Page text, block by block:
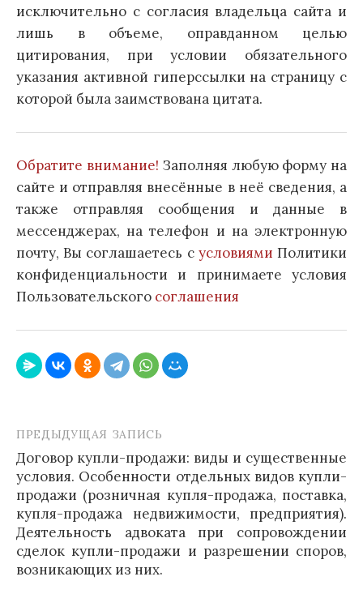
исключительно с согласия владельца сайта и
лишь в объеме, оправданном целью
цитирования, при условии обязательного
указания активной гиперссылки на страницу с
которой была заимствована цитата.
Обратите внимание! Заполняя любую форму на
сайте и отправляя внесённые в неё сведения, а
также отправляя сообщения и данные в
мессенджерах, на телефон и на электронную
почту, Вы соглашаетесь с условиями Политики
конфиденциальности и принимаете условия
Пользовательского соглашения
Навигация
по
записям
ПРЕДЫДУЩАЯ ЗАПИСЬ
Договор купли-продажи: виды и существенные
условия. Особенности отдельных видов купли-
продажи (розничная купля-продажа, поставка,
купля-продажа недвижимости, предприятия).
Деятельность адвоката при сопровождении
сделок купли-продажи и разрешении споров,
возникающих из них.